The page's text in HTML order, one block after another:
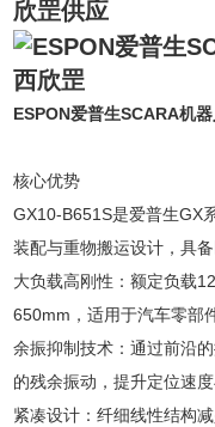
欣罡供应
ESPON爱普生SCARA机
核心优势‌
GX10-B651S是爱普生GX
装配与重物搬运设计，具备
大负载高刚性‌：额定负载
650mm，适用于汽车零部
余振抑制技术‌：通过前沿
的残余振动，提升定位速
紧凑设计‌：纤细线性结构